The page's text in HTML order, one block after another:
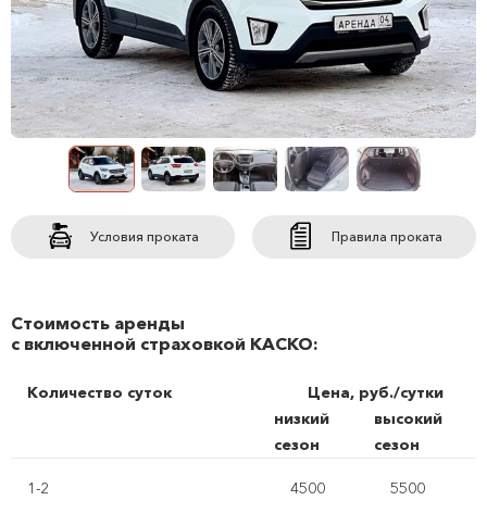
Условия проката Правила проката
Стоимость аренды
с включенной страховкой КАСКО:
Количество суток
Цена, руб./сутки
низкий
сезон
высокий
сезон
1-2 4500 5500